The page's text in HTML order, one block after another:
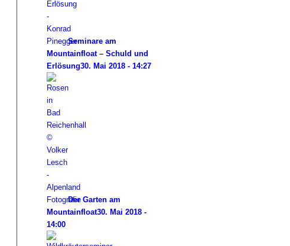
Seminare am
Mountainfloat – Schuld und
Erlösung30. Mai 2018 - 14:27
Der Garten am
Mountainfloat30. Mai 2018 -
14:00